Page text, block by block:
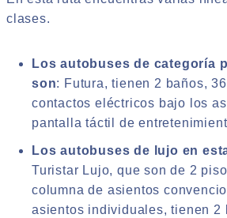
clases.
Los autobuses de categoría
son: Futura, tienen 2 baños,
contactos eléctricos bajo los
pantalla táctil de
Los autobuses de lujo en
Turistar Lujo, que son de 2
columna de asientos
asientos individuales, tienen 2